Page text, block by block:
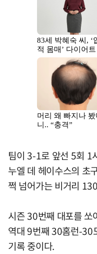
팀이 3-1로 앞선 5회 1
누엘 데 헤이수스의 초
쩍 넘어가는 비거리
시즌 30번째 대포를 쏘
역대 9번째 30홈런-30
기록 중이다.